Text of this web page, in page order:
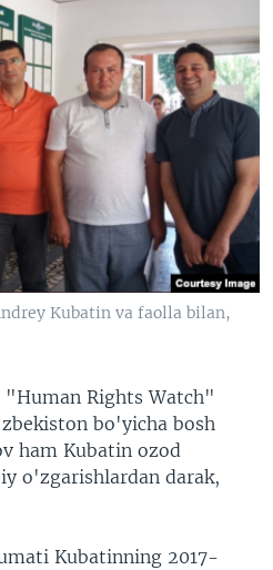
Kubatin va faolla bilan,
"Human Rights Watch"
bo'yicha bosh
ham Kubatin ozod
o'zgarishlardan darak,
Kubatinning 2017-